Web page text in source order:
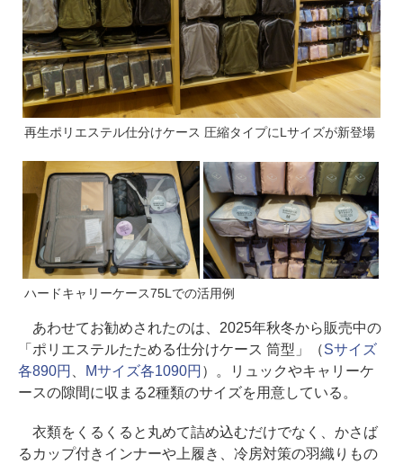
再生ポリエステル仕分けケース 圧縮タイプにLサイズが新登場
ハードキャリーケース75Lでの活用例
あわせてお勧めされたのは、2025年秋冬から販売中の
「ポリエステルたためる仕分けケース 筒型」（Sサイズ
各890円
Mサイズ各1090円 ）。リュックやキャリーケ
ースの隙間に収まる2種類のサイズを用意している。
衣類をくるくると丸めて詰め込むだけでなく、かさば
るカップ付きインナーや上履き、冷房対策の羽織りもの